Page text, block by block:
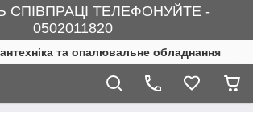
СПІВПРАЦІ ТЕЛЕФОНУЙТЕ -
0502011820
та опалювальне обладнання